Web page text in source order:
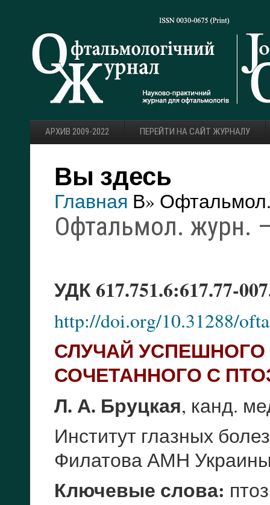
АРХИВ 2009-2022 ПЕРЕЙТИ НА САЙТ ЖУРНАЛУ
Вы здесь
Главная В»
Офтальмол. журн.
УДК 617.751.6:617.77-
http://doi.org/10.31288/
СЛУЧАЙ УСПЕШНОГО
СОЧЕТАННОГО С
Л. А. Бруцкая, канд.
Институт глазных
Филатова АМН
Ключевые слова: